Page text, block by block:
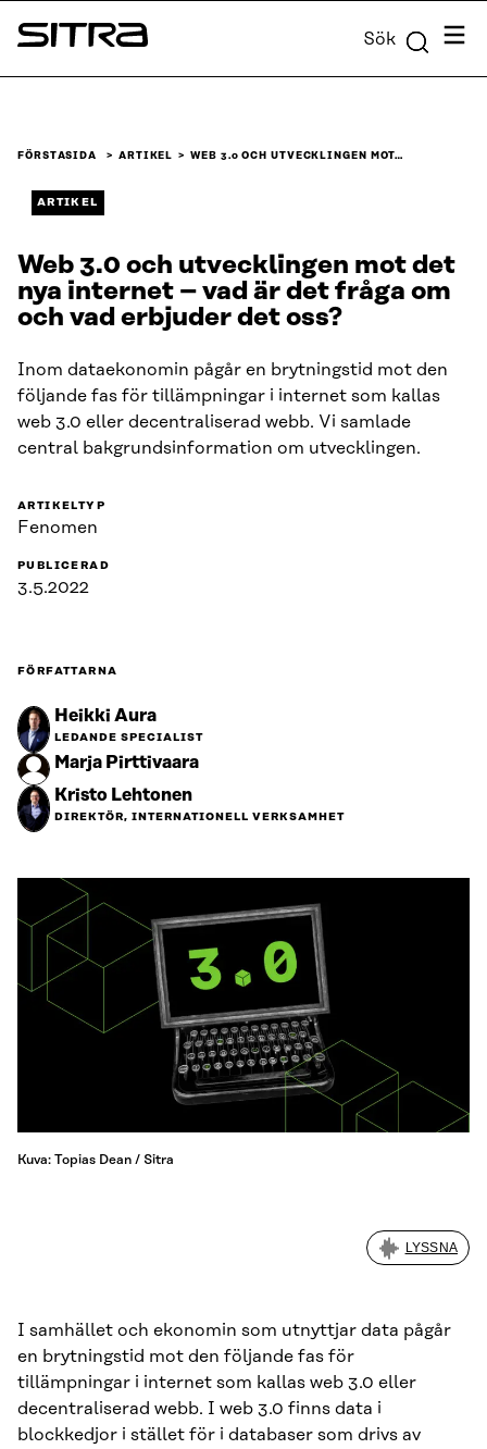
Skip to
content
Sitra Sök Meny
FÖRSTASIDA ARTIKEL WEB 3.0 OCH UTVECKLINGEN MOT…
ARTIKEL
Web 3.0 och utvecklingen mot det
nya internet – vad är det fråga om
och vad erbjuder det oss?
Inom dataekonomin pågår en brytningstid mot den
följande fas för tillämpningar i internet som kallas
web 3.0 eller decentraliserad webb. Vi samlade
central bakgrundsinformation om utvecklingen.
ARTIKELTYP
Fenomen
PUBLICERAD
3.5.2022
FÖRFATTARNA
Heikki Aura
LEDANDE SPECIALIST
Marja Pirttivaara
Kristo Lehtonen
DIREKTÖR, INTERNATIONELL VERKSAMHET
Kuva: Topias Dean / Sitra
LYSSNA
I samhället och ekonomin som utnyttjar data pågår
en brytningstid mot den följande fas för
tillämpningar i internet som kallas web 3.0 eller
decentraliserad webb. I web 3.0 finns data i
blockkedjor i stället för i databaser som drivs av